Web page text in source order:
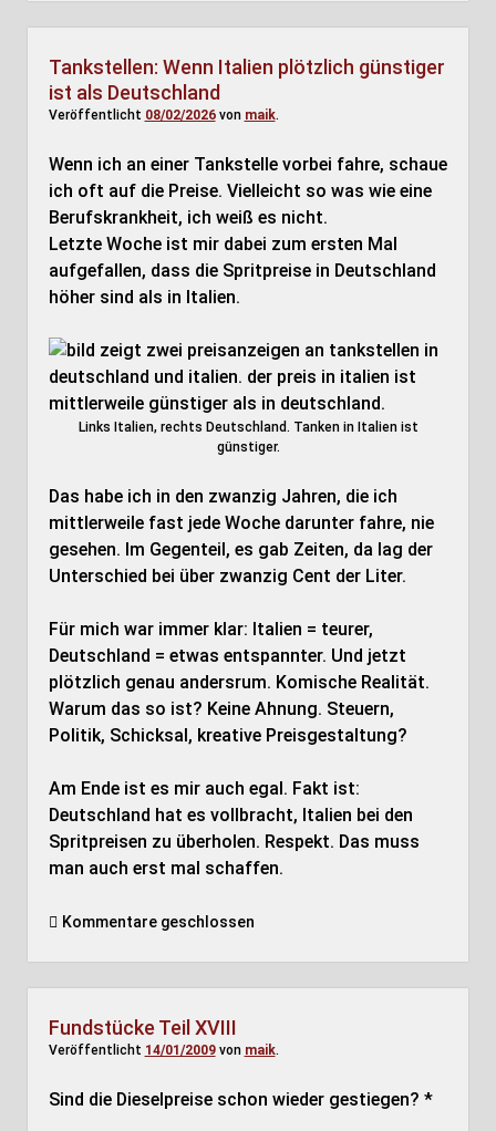
Tankstellen: Wenn Italien plötzlich günstiger
ist als Deutschland
Veröffentlicht 08/02/2026von maik.
Wenn ich an einer Tankstelle vorbei fahre, schaue
ich oft auf die Preise. Vielleicht so was wie eine
Berufskrankheit, ich weiß es nicht.
Letzte Woche ist mir dabei zum ersten Mal
aufgefallen, dass die Spritpreise in Deutschland
höher sind als in Italien.
Links Italien, rechts Deutschland. Tanken in Italien ist
günstiger.
Das habe ich in den zwanzig Jahren, die ich
mittlerweile fast jede Woche darunter fahre, nie
gesehen. Im Gegenteil, es gab Zeiten, da lag der
Unterschied bei über zwanzig Cent der Liter.
Für mich war immer klar: Italien = teurer,
Deutschland = etwas entspannter. Und jetzt
plötzlich genau andersrum. Komische Realität.
Warum das so ist? Keine Ahnung. Steuern,
Politik, Schicksal, kreative Preisgestaltung?
Am Ende ist es mir auch egal. Fakt ist:
Deutschland hat es vollbracht, Italien bei den
Spritpreisen zu überholen. Respekt. Das muss
man auch erst mal schaffen.
Kommentare geschlossen
Fundstücke Teil XVIII
Veröffentlicht 14/01/2009von maik.
Sind die Dieselpreise schon wieder gestiegen? *